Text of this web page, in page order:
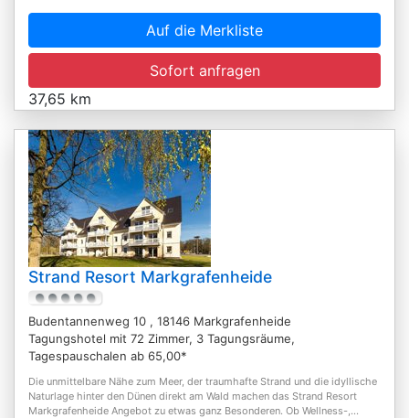
Auf die Merkliste
Sofort anfragen
37,65 km
Strand Resort Markgrafenheide
Budentannenweg 10 , 18146 Markgrafenheide
Tagungshotel mit 72 Zimmer, 3 Tagungsräume,
Tagespauschalen ab 65,00*
Die unmittelbare Nähe zum Meer, der traumhafte Strand und die idyllische
Naturlage hinter den Dünen direkt am Wald machen das Strand Resort
Markgrafenheide Angebot zu etwas ganz Besonderen. Ob Wellness-,...